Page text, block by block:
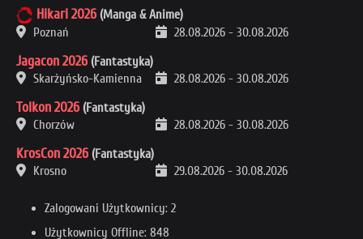
Hikari 2026 (Manga & Anime)
Poznań
28.08.2026 - 30.08.2026
Jagacon 2026 (Fantastyka)
Skarżyńsko-Kamienna
28.08.2026 - 30.08.2026
Tolkon 2026 (Fantastyka)
Chorzów
28.08.2026 - 30.08.2026
KrosCon 2026 (Fantastyka)
Krosno
29.08.2026 - 30.08.2026
Zalogowani Użytkownicy: 2
Użytkownicy Offline: 848